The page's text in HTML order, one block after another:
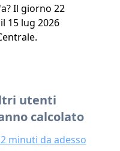
Il giorno 22
15 lug 2026
utenti
calcolato
minuti da adesso